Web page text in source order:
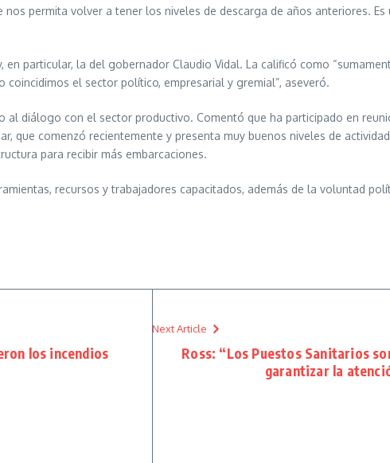
permita volver a tener los niveles de descarga de años anteriores.
particular, la del gobernador Claudio Vidal. La calificó como
el sector político, empresarial y gremial”, aseveró.
diálogo con el sector productivo. Comentó que ha participado en
que comenzó recientemente y presenta muy buenos niveles de
para recibir más embarcaciones.
recursos y trabajadores capacitados, además de la voluntad
los incendios
Next Article
Ross: “Los Puestos Sanitarios
garantizar la